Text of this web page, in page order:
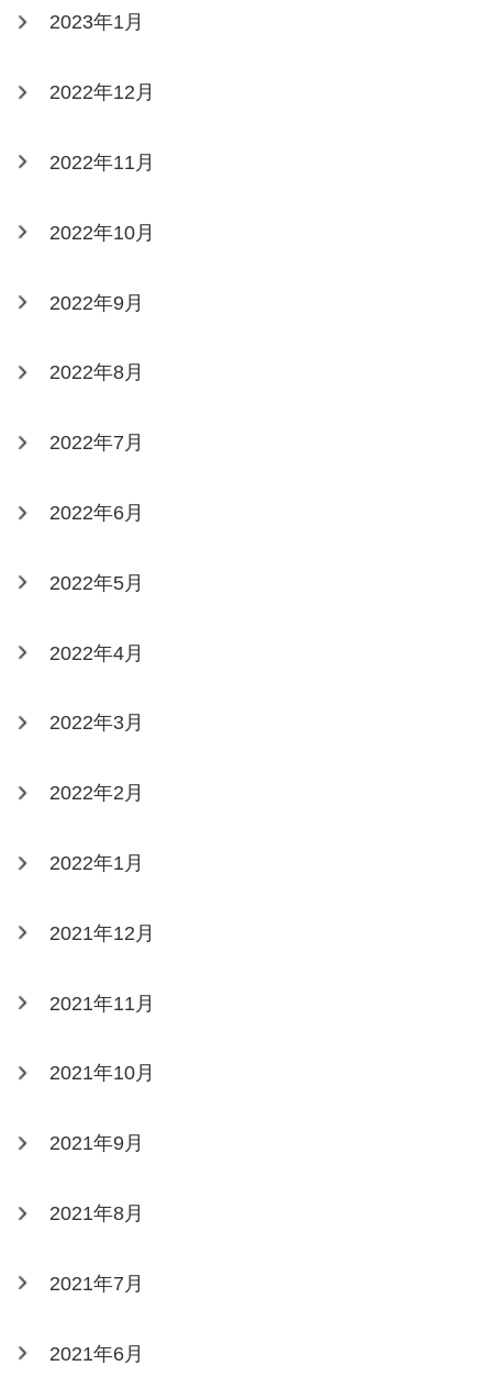
2023年1月
2022年12月
2022年11月
2022年10月
2022年9月
2022年8月
2022年7月
2022年6月
2022年5月
2022年4月
2022年3月
2022年2月
2022年1月
2021年12月
2021年11月
2021年10月
2021年9月
2021年8月
2021年7月
2021年6月